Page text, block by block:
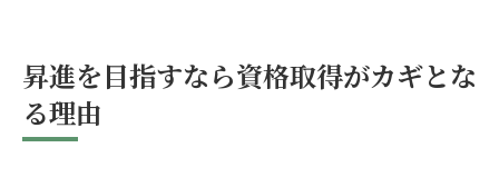
昇進を目指すなら資格取得がカギとな
る理由